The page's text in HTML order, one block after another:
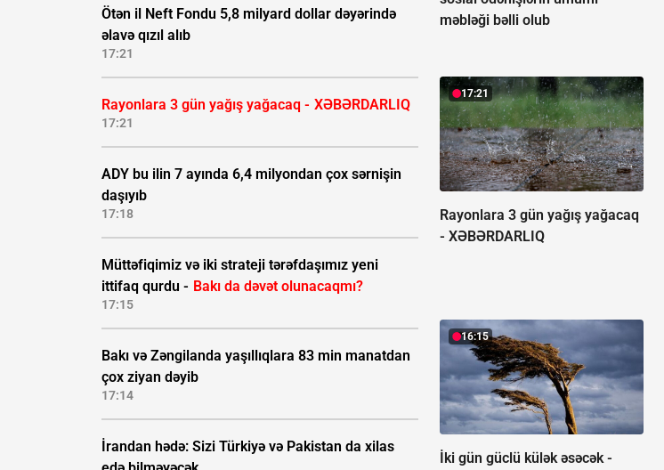
Ötən il Neft Fondu 5,8 milyard dollar dəyərində
əlavə qızıl alıb
17:21
Rayonlara 3 gün yağış yağacaq - XƏBƏRDARLIQ
17:21
ADY bu ilin 7 ayında 6,4 milyondan çox sərnişin
daşıyıb
17:18
Müttəfiqimiz və iki strateji tərəfdaşımız yeni
ittifaq qurdu - Bakı da dəvət olunacaqmı?
17:15
Bakı və Zəngilanda yaşıllıqlara 83 min manatdan
çox ziyan dəyib
17:14
İrandan hədə: Sizi Türkiyə və Pakistan da xilas
məbləği bəlli olub
17:21
Rayonlara 3 gün yağış yağacaq
- XƏBƏRDARLIQ
16:15
İki gün güclü külək əsəcək -